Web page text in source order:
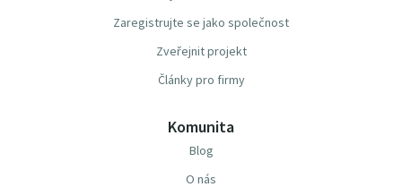
Zaregistrujte se jako společnost
Zveřejnit projekt
Články pro firmy
Komunita
Blog
O nás